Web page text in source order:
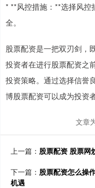
* **风控措施：**选择风
全。
股票配资是一把双刃剑，
投资者在进行股票配资之
投资策略。通过选择信誉
博股票配资可以成为投资
文章
上一篇： 股票配资 股票网
下一篇： 股票配资怎么操
机遇